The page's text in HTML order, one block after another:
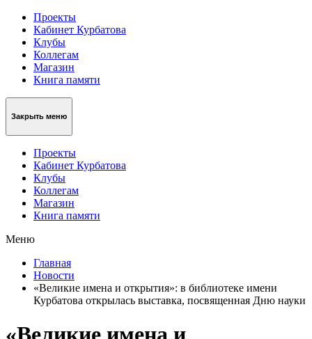
Проекты
Кабинет Курбатова
Клубы
Коллегам
Магазин
Книга памяти
Закрыть меню
Проекты
Кабинет Курбатова
Клубы
Коллегам
Магазин
Книга памяти
Меню
Главная
Новости
«Великие имена и открытия»: в библиотеке имени
Курбатова открылась выставка, посвященная Дню науки